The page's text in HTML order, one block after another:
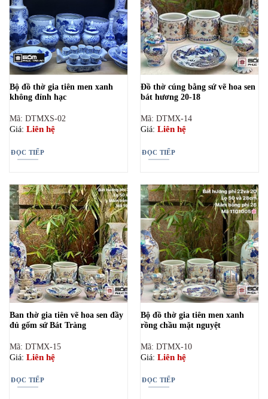
Bộ đồ thờ gia tiên men xanh
không đỉnh hạc
Mã: DTMXS-02
Giá: Liên hệ
ĐỌC TIẾP
Đồ thờ cúng bằng sứ vẽ hoa sen
bát hương 20-18
Mã: DTMX-14
Giá: Liên hệ
ĐỌC TIẾP
Ban thờ gia tiên vẽ hoa sen đầy
đủ gốm sứ Bát Tràng
Mã: DTMX-15
Giá: Liên hệ
ĐỌC TIẾP
Bộ đồ thờ gia tiên men xanh
rồng chầu mặt nguyệt
Mã: DTMX-10
Giá: Liên hệ
ĐỌC TIẾP